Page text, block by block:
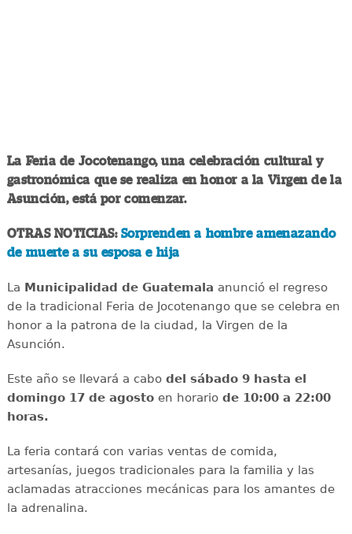
La Feria de Jocotenango, una celebración cultural y
gastronómica que se realiza en honor a la Virgen de la
Asunción, está por comenzar.
OTRAS NOTICIAS: Sorprenden a hombre amenazando
de muerte a su esposa e hija
La Municipalidad de Guatemala anunció el regreso
de la tradicional Feria de Jocotenango que se celebra en
honor a la patrona de la ciudad, la Virgen de la
Asunción.
Este año se llevará a cabodel sábado 9 hasta el
domingo 17 de agostoen horario de 10:00 a 22:00
horas.
La feria contará con varias ventas de comida,
artesanías, juegos tradicionales para la familia y las
aclamadas atracciones mecánicas para los amantes de
la adrenalina.